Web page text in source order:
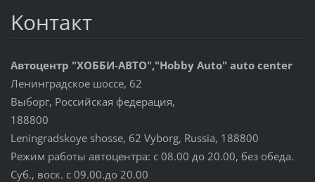
Koнтакт
Автоцентр "ХОББИ-АВТО","Hobby Auto" auto center
Ленинградское шоссе, 62
Выборг, Российская федерация,
188800
Leningradskoye shosse, 62 Vyborg, Russia, 188800
Режим работы автоцентра: с 08.00 до 20.00, без обеда.
Суб., воск. с 09.00.до 20.00